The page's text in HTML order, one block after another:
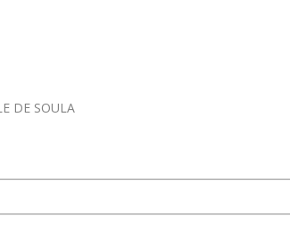
DE SOULA